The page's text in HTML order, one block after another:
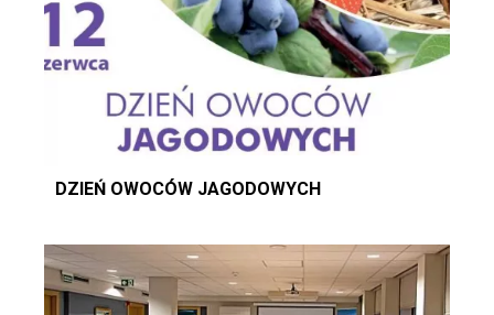
DZIEŃ OWOCÓW JAGODOWYCH